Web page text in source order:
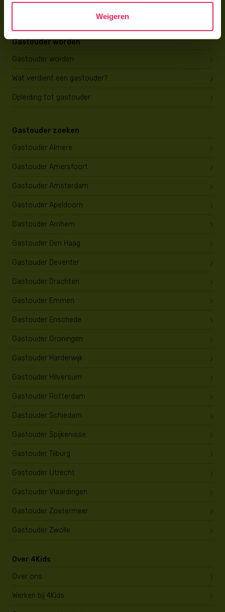
Weigeren
Gastouder worden
Gastouder worden
Wat verdient een gastouder?
Opleiding tot gastouder
Gastouder zoeken
Gastouder Almere
Gastouder Amersfoort
Gastouder Amsterdam
Gastouder Apeldoorn
Gastouder Arnhem
Gastouder Den Haag
Gastouder Deventer
Gastouder Drachten
Gastouder Emmen
Gastouder Enschede
Gastouder Groningen
Gastouder Harderwijk
Gastouder Hilversum
Gastouder Rotterdam
Gastouder Schiedam
Gastouder Spijkenisse
Gastouder Tilburg
Gastouder Utrecht
Gastouder Vlaardingen
Gastouder Zoetermeer
Gastouder Zwolle
Over 4Kids
Over ons
Werken bij 4Kids